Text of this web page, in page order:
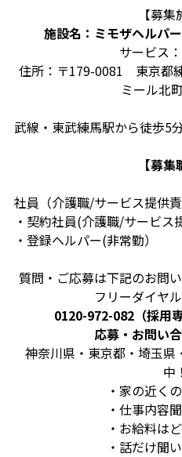
【募集
施設名： ミモザヘルパ
サービス
住所：〒179-0081 東京都
ミール北
(
武線・東武練馬駅から徒歩5分
【募集
社員（介護職/サービス提供
・契約社員(介護職/サービス
・登録ヘルパー(非常勤）
質問・ご応募は下記のお問
フリーダイヤ
0120-972-082（採用
応募・お問い
神奈川県・東京都・埼玉
中！
・家の近くの施設
・仕事内容
・お給料は
・話だけ聞